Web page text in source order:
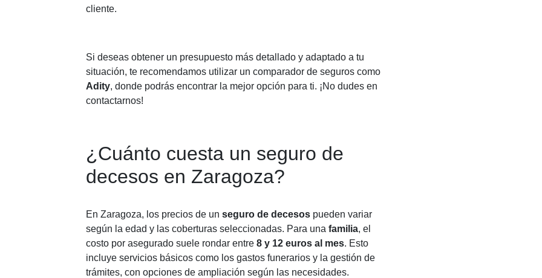
cliente.
Si deseas obtener un presupuesto más detallado y adaptado a tu
situación, te recomendamos utilizar un comparador de seguros como
Adity, donde podrás encontrar la mejor opción para ti. ¡No dudes en
contactarnos!
¿Cuánto cuesta un seguro de
decesos en Zaragoza?
En Zaragoza, los precios de un seguro de decesos pueden variar
según la edad y las coberturas seleccionadas. Para una familia, el
costo por asegurado suele rondar entre 8 y 12 euros al mes. Esto
incluye servicios básicos como los gastos funerarios y la gestión de
trámites, con opciones de ampliación según las necesidades.